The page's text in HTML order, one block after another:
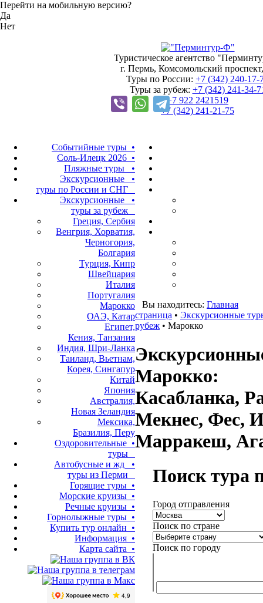
Перейти на мобильную версию?
Да
Нет
Туристическое агентство
г. Пермь, Комсомольский
Туры по России: +7 (342) 240-17-
Туры за рубеж: +7 (342) 241-34-
+7 922 2421519
+7 (342) 241-21-75
Событийные туры •
Соль-Илецк 2026 •
Пляжные туры •
Экскурсионные •
туры по России и СНГ
Экскурсионные •
туры за рубеж
Греция, Сербия
Венгрия, Хорватия,
Черногория,
Болгария
Турция, Кипр
Швейцария
Италия
Португалия
Марокко
ОАЭ, Катар
Египет,
Кения, Танзания
Индия, Шри-Ланка
Таиланд, Вьетнам,
Корея, Сингапур
Китай
Япония
Австралия,
Новая Зеландия
Мексика,
Бразилия, Перу
Оздоровительные •
туры
Автобусные и жд •
туры из Перми
Горящие туры •
Морские круизы •
Речные круизы •
Горнолыжные туры •
Купить тур онлайн •
Информация •
Карта сайта •
Вы находитесь: Главная
страница • Экскурсионные
рубеж • Марокко
Марокко:
Касабланка,
Мекнес, Фес,
Марракеш,
Поиск тура
Город отправления
Поиск по стране
Поиск по городу